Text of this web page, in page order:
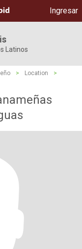
Ingresar
Latinos
> Location
>